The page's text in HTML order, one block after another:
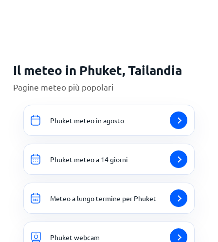
Il meteo in Phuket, Tailandia
Pagine meteo più popolari
Phuket meteo in agosto
Phuket meteo a 14 giorni
Meteo a lungo termine per Phuket
Phuket webcam